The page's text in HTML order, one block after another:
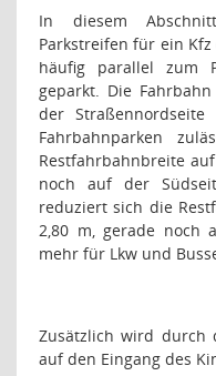
In diesem
Parkstreifen für ein
häufig parallel zum
geparkt. Die
der
Fahrbahnparken
Restfahrbahnbreite
noch auf der
reduziert sich die
2,80 m, gerade noch
mehr für Lkw und
Zusätzlich wird durch
auf den Eingang des